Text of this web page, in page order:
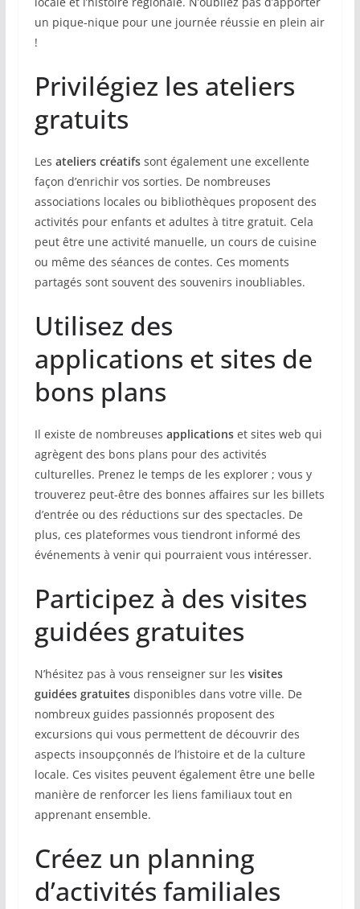
un pique-nique pour une journée réussie en plein air
!
Privilégiez les ateliers
gratuits
Les ateliers créatifssont également une excellente
façon d’enrichir vos sorties. De nombreuses
associations locales ou bibliothèques proposent des
activités pour enfants et adultes à titre gratuit. Cela
peut être une activité manuelle, un cours de cuisine
ou même des séances de contes. Ces moments
partagés sont souvent des souvenirs inoubliables.
Utilisez des
applications et sites de
bons plans
Il existe de nombreuses applicationset sites web qui
agrègent des bons plans pour des activités
culturelles. Prenez le temps de les explorer ; vous y
trouverez peut-être des bonnes affaires sur les billets
d’entrée ou des réductions sur des spectacles. De
plus, ces plateformes vous tiendront informé des
événements à venir qui pourraient vous intéresser.
Participez à des visites
guidées gratuites
N’hésitez pas à vous renseigner sur les visites
guidées gratuitesdisponibles dans votre ville. De
nombreux guides passionnés proposent des
excursions qui vous permettent de découvrir des
aspects insoupçonnés de l’histoire et de la culture
locale. Ces visites peuvent également être une belle
manière de renforcer les liens familiaux tout en
apprenant ensemble.
Créez un planning
d’activités familiales